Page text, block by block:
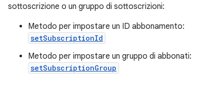
sottoscrizione o un gruppo di sottoscrizioni:
Metodo per impostare un ID abbonamento:
setSubscriptionId
Metodo per impostare un gruppo di abbonati:
setSubscriptionGroup